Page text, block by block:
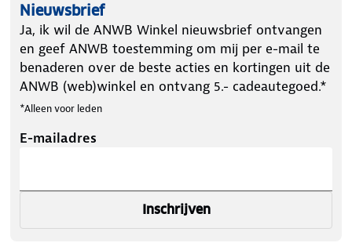
Nieuwsbrief
Ja, ik wil de ANWB Winkel nieuwsbrief ontvangen
en geef ANWB toestemming om mij per e-mail te
benaderen over de beste acties en kortingen uit de
ANWB (web)winkel en ontvang 5.- cadeautegoed.*
*Alleen voor leden
E-mailadres
Inschrijven